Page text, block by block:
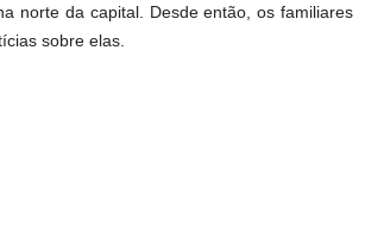
norte da capital. Desde então, os familiares
sobre elas.